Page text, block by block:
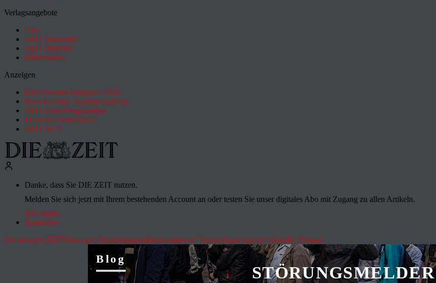
Verlagsangebote
Abo
ZEIT Akademie
ZEIT REISEN
Partnersuche
Anzeigen
Most Wanted Employer 2026
How it works: Studium und Job
ZEIT Forschungskosmos
Deutsches Schulportal
ZEIT für X
Danke, dass Sie DIE ZEIT nutzen.
Melden Sie sich jetzt mit Ihrem bestehenden Account an oder testen Sie unser digitales Abo mit Zugang zu allen Artikeln.
Abo testen
Anmelden
Die aktuelle ZEITHitze und DürreMigrationRenteInitiative "Deutschland spricht"Aktuelle Themen
Blog
STÖRUNGSMELDER